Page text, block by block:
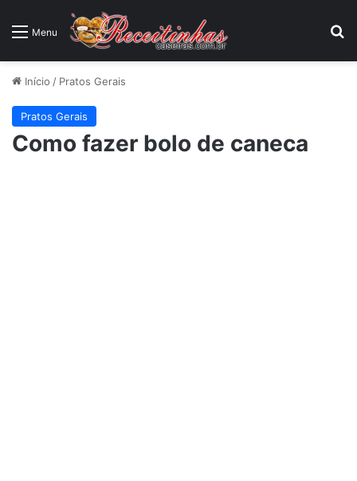
Menu
Início / Pratos Gerais
Pratos Gerais
Como fazer bolo de caneca